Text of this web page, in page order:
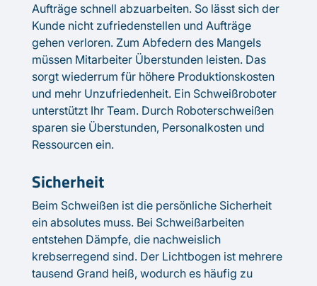
Aufträge schnell abzuarbeiten. So lässt sich der
Kunde nicht zufriedenstellen und Aufträge
gehen verloren. Zum Abfedern des Mangels
müssen Mitarbeiter Überstunden leisten. Das
sorgt wiederrum für höhere Produktionskosten
und mehr Unzufriedenheit. Ein Schweißroboter
unterstützt Ihr Team. Durch Roboterschweißen
sparen sie Überstunden, Personalkosten und
Ressourcen ein.
Sicherheit
Beim Schweißen ist die persönliche Sicherheit
ein absolutes muss. Bei Schweißarbeiten
entstehen Dämpfe, die nachweislich
krebserregend sind. Der Lichtbogen ist mehrere
tausend Grand heiß, wodurch es häufig zu